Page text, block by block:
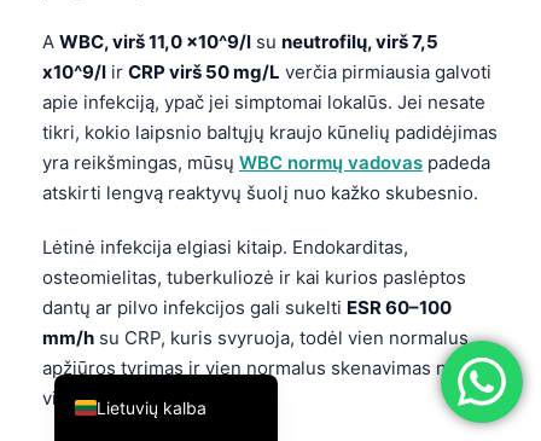
A WBC, virš 11,0 x10^9/l su neutrofilų, virš 7,5
x10^9/l ir CRP virš 50 mg/L verčia pirmiausia galvoti
apie infekciją, ypač jei simptomai lokalūs. Jei nesate
tikri, kokio laipsnio baltųjų kraujo kūnelių padidėjimas
yra reikšmingas, mūsų WBC normų vadovas padeda
atskirti lengvą reaktyvų šuolį nuo kažko skubesnio.
Lėtinė infekcija elgiasi kitaip. Endokarditas,
osteomielitas, tuberkuliozė ir kai kurios paslėptos
dantų ar pilvo infekcijos gali sukelti ESR 60–100
mm/h su CRP, kuris svyruoja, todėl vien normalus
apžiūros tyrimas ir vien normalus skenavimas ne
visada užbaigia darbą.
Lietuvių kalba
English
Deutsch
العربية
Français
עִבְרִית
Italiano
Español
Ελληνικά